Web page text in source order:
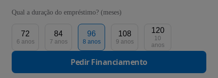
Qual a duração do empréstimo? (meses)
72
6 anos
84
7 anos
96
8 anos
108
9 anos
120
10
anos
Pedir Financiamento